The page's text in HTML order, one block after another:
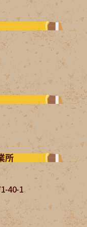
所
40-1